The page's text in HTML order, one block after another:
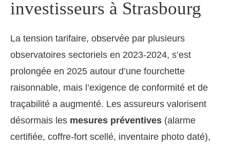
investisseurs à Strasbourg
La tension tarifaire, observée par plusieurs
observatoires sectoriels en 2023-2024, s’est
prolongée en 2025 autour d’une fourchette
raisonnable, mais l’exigence de conformité et de
traçabilité a augmenté. Les assureurs valorisent
désormais les mesures préventives (alarme
certifiée, coffre-fort scellé, inventaire photo daté),